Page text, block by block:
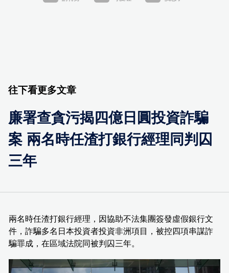
往下看更多文章
廉署查貪污揭四億日圓投資詐騙
案 兩名時任渣打銀行經理同判囚
三年
兩名時任渣打銀行經理，因協助不法集團簽發虛假銀行文
件，詐騙多名日本投資者投資非洲項目，被控四項串謀詐
騙罪成，在區域法院同被判囚三年。